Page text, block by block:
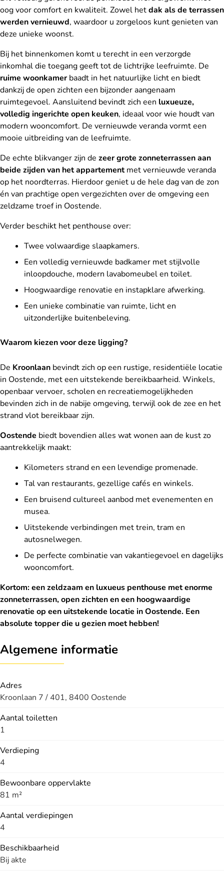
oog voor comfort en kwaliteit. Zowel hetdak als de terrassen
werden vernieuwd, waardoor u zorgeloos kunt genieten van
deze unieke woonst.
Bij het binnenkomen komt u terecht in een verzorgde
inkomhal die toegang geeft tot de lichtrijke leefruimte. De
ruime woonkamerbaadt in het natuurlijke licht en biedt
dankzij de open zichten een bijzonder aangenaam
ruimtegevoel. Aansluitend bevindt zich een luxueuze,
volledig ingerichte open keuken, ideaal voor wie houdt van
modern wooncomfort. De vernieuwde veranda vormt een
mooie uitbreiding van de leefruimte.
De echte blikvanger zijn de zeer grote zonneterrassen aan
beide zijden van het appartementmet vernieuwde veranda
op het noordterras. Hierdoor geniet u de hele dag van de zon
én van prachtige open vergezichten over de omgeving een
zeldzame troef in Oostende.
Verder beschikt het penthouse over:
Twee volwaardige slaapkamers.
Een volledig vernieuwde badkamer met stijlvolle
inloopdouche, modern lavabomeubel en toilet.
Hoogwaardige renovatie en instapklare afwerking.
Een unieke combinatie van ruimte, licht en
uitzonderlijke buitenbeleving.
Waarom kiezen voor deze ligging?
De Kroonlaan bevindt zich op een rustige, residentiële locatie
in Oostende, met een uitstekende bereikbaarheid. Winkels,
openbaar vervoer, scholen en recreatiemogelijkheden
bevinden zich in de nabije omgeving, terwijl ook de zee en het
strand vlot bereikbaar zijn.
Oostende biedt bovendien alles wat wonen aan de kust zo
aantrekkelijk maakt:
Kilometers strand en een levendige promenade.
Tal van restaurants, gezellige cafés en winkels.
Een bruisend cultureel aanbod met evenementen en
musea.
Uitstekende verbindingen met trein, tram en
autosnelwegen.
De perfecte combinatie van vakantiegevoel en dagelijks
wooncomfort.
Kortom: een zeldzaam en luxueus penthouse met enorme
zonneterrassen, open zichten en een hoogwaardige
renovatie op een uitstekende locatie in Oostende. Een
absolute topper die u gezien moet hebben!
Algemene informatie
Adres
Kroonlaan 7 / 401, 8400 Oostende
Aantal toiletten
1
Verdieping
4
Bewoonbare oppervlakte
81 m²
Aantal verdiepingen
4
Beschikbaarheid
Bij akte